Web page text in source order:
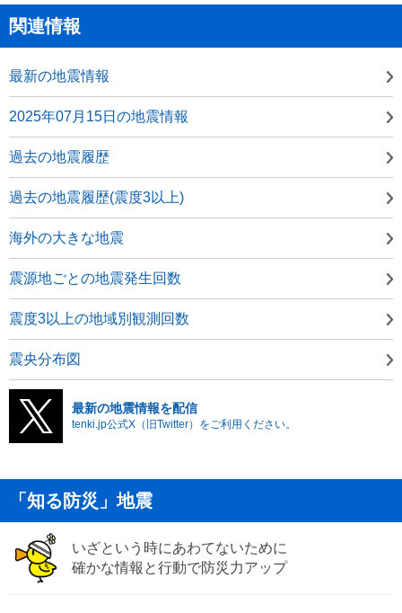
関連情報
最新の地震情報
2025年07月15日の地震情報
過去の地震履歴
過去の地震履歴(震度3以上)
海外の大きな地震
震源地ごとの地震発生回数
震度3以上の地域別観測回数
震央分布図
最新の地震情報を配信
tenki.jp公式X（旧Twitter）をご利用ください。
「知る防災」地震
いざという時にあわてないために
確かな情報と行動で防災力アップ